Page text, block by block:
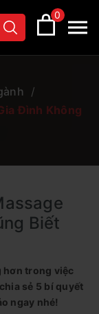
0
/
Đình Không
Biết
hơn trong việc
sẻ 5 bí quyết
ngay nhé!